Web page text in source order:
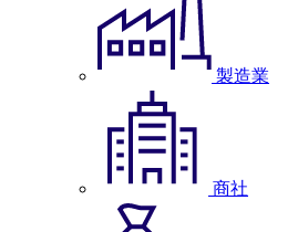
製造業
商社